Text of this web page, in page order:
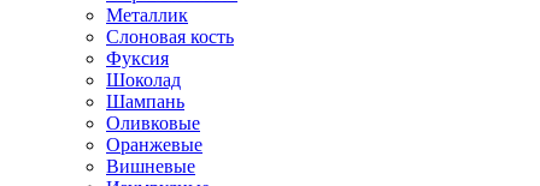
Металлик
Слоновая кость
Фуксия
Шоколад
Шампань
Оливковые
Оранжевые
Вишневые